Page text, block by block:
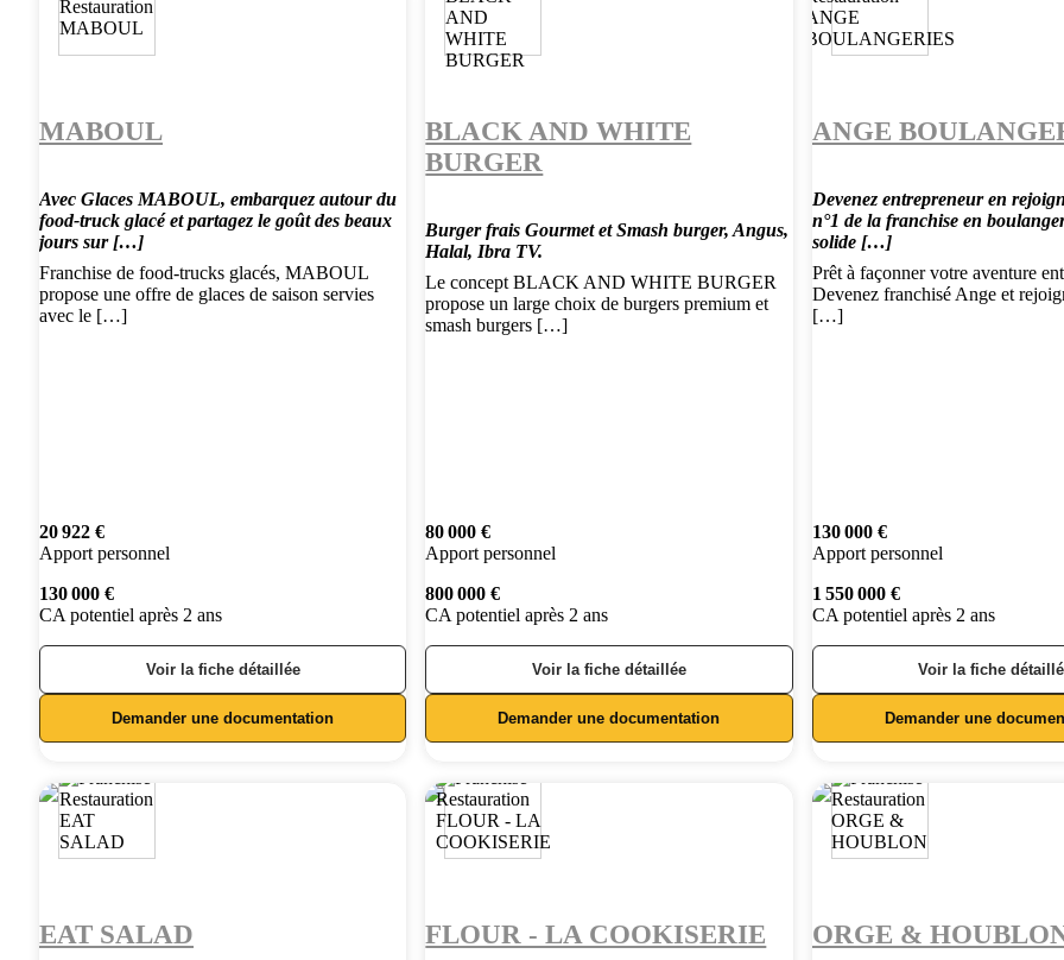
MABOUL
Avec Glaces MABOUL, embarquez autour du
food-truck glacé et partagez le goût des beaux
jours sur […]
Franchise de food-trucks glacés, MABOUL
propose une offre de glaces de saison servies
avec le […]
20 922 €
Apport personnel
130 000 €
CA potentiel après 2 ans
Voir la fiche détaillée
Demander une documentation
BLACK AND WHITE
BURGER
Burger frais Gourmet et Smash burger, Angus,
Halal, Ibra TV.
Le concept BLACK AND WHITE BURGER
propose un large choix de burgers premium et
smash burgers […]
80 000 €
Apport personnel
800 000 €
CA potentiel après 2 ans
Voir la fiche détaillée
Demander une documentation
ANGE
Devenez entrepreneur en
n°1 de la franchise en
solide […]
Prêt à façonner votre aventure
Devenez franchisé Ange et
[…]
130 000 €
Apport personnel
1 550 000 €
CA potentiel après 2 ans
Voir la fiche
Demander une
EAT SALAD FLOUR - LA COOKISERIE ORGE &